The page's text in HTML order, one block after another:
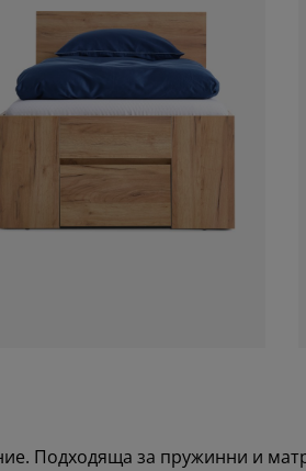
Подходяща за пружинни и